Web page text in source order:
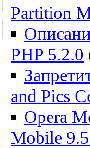
Partition
PHP 5.2.0
and Pics
Opera
Mobile